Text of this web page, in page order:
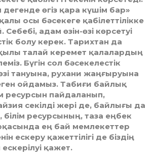
дегенде өгіз қара күшім бар»
осы бәсекеге қабілеттілікке
Себебі, адам өзін-өзі көрсетуі
болу керек. Тарихтан да
талай керемет қалалардың
Бүгін сол бәсекелестік
тануына, рухани жаңғыруына
ойдамыз. Табиғи байлық
ресурсын пайдаланып,
секілді жері де, байлығы да
ресурсының, таза еңбек
ең бай мемлекеттер
ескеру қажеттілігі де біздің
қажет.